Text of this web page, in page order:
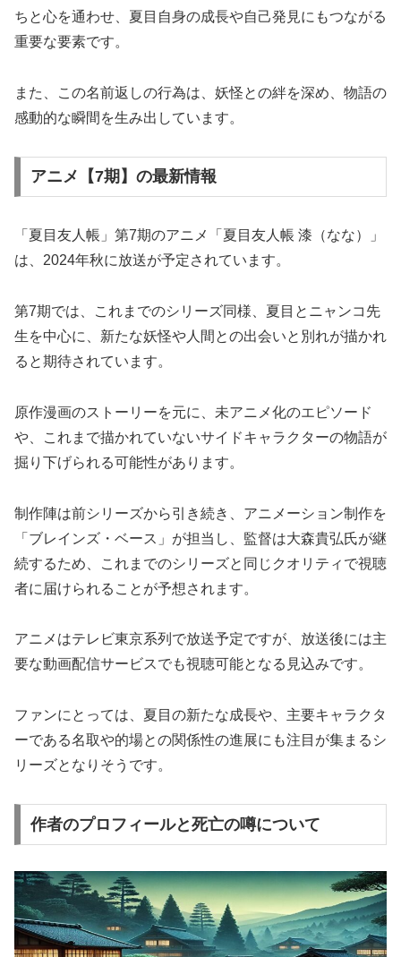
ちと心を通わせ、夏目自身の成長や自己発見にもつながる
重要な要素です。
また、この名前返しの行為は、妖怪との絆を深め、物語の
感動的な瞬間を生み出しています。
アニメ【7期】の最新情報
「夏目友人帳」第7期のアニメ「夏目友人帳 漆（なな）」
は、2024年秋に放送が予定されています。
第7期では、これまでのシリーズ同様、夏目とニャンコ先
生を中心に、新たな妖怪や人間との出会いと別れが描かれ
ると期待されています。
原作漫画のストーリーを元に、未アニメ化のエピソード
や、これまで描かれていないサイドキャラクターの物語が
掘り下げられる可能性があります。
制作陣は前シリーズから引き続き、アニメーション制作を
「ブレインズ・ベース」が担当し、監督は大森貴弘氏が継
続するため、これまでのシリーズと同じクオリティで視聴
者に届けられることが予想されます。
アニメはテレビ東京系列で放送予定ですが、放送後には主
要な動画配信サービスでも視聴可能となる見込みです。
ファンにとっては、夏目の新たな成長や、主要キャラクタ
ーである名取や的場との関係性の進展にも注目が集まるシ
リーズとなりそうです。
作者のプロフィールと死亡の噂について